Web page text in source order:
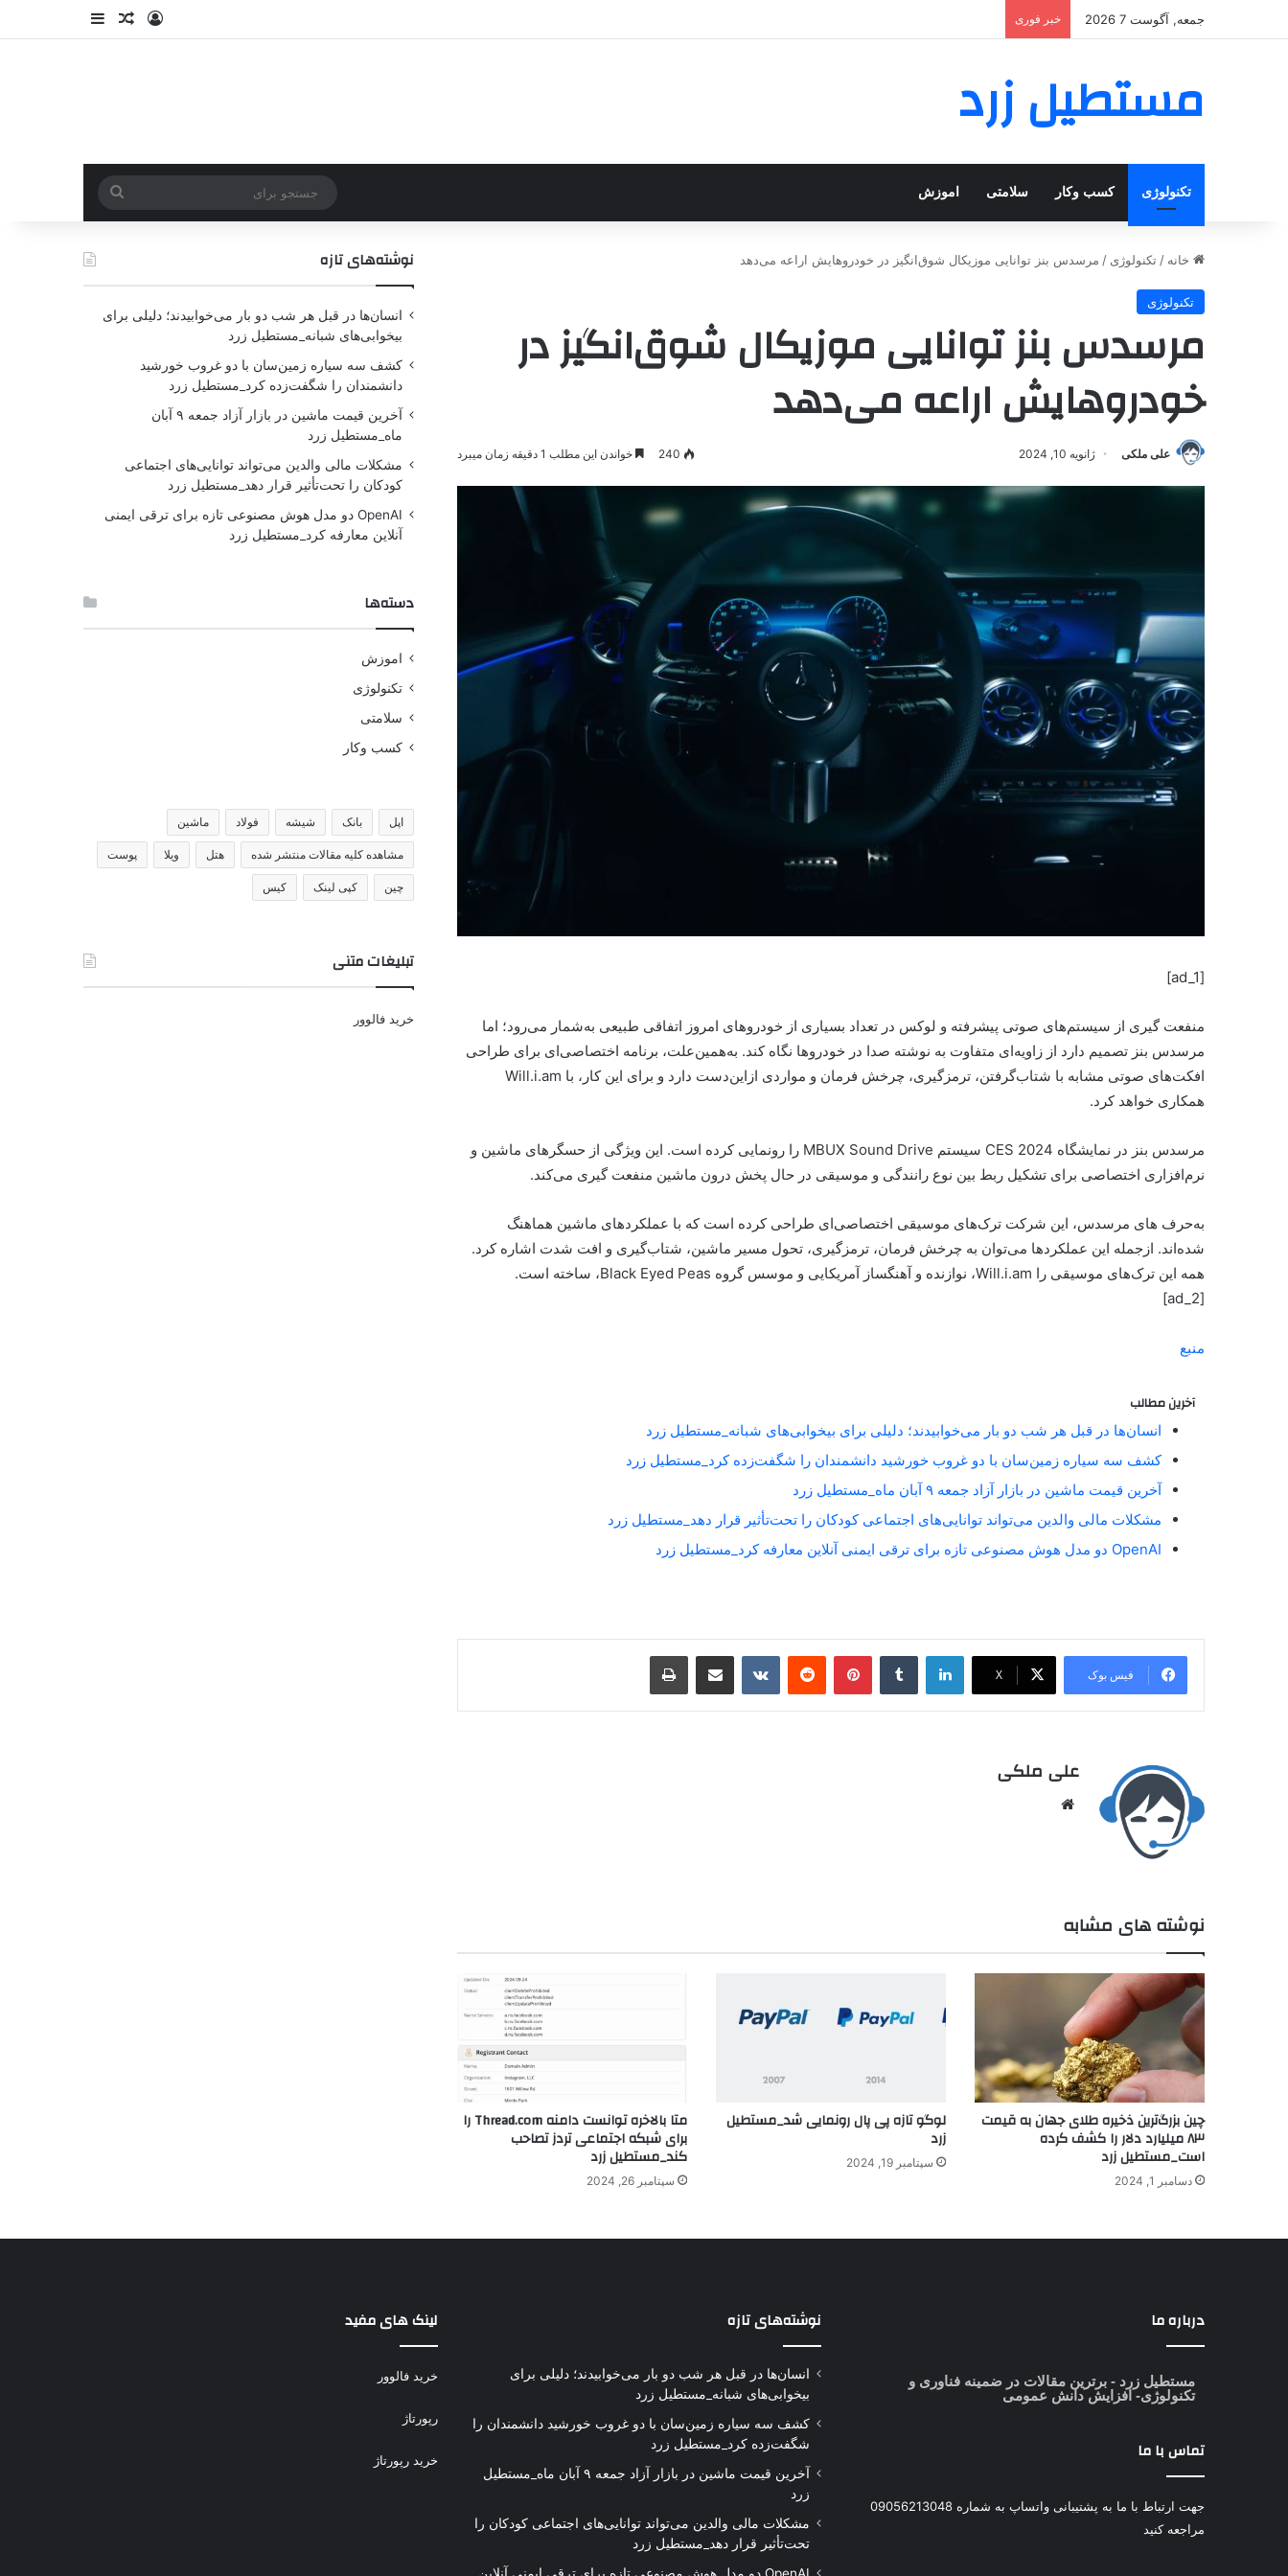
جمعه, آگوست 7 2026 خبر فوری
مستطیل زرد
تکنولوژی کسب وکار سلامتی اموزش
خانه / تکنولوژی / مرسدس بنز توانایی موزیکال شوق‌انگیز در خودروهایش اراعه می‌دهد
تکنولوژی
مرسدس بنز توانایی موزیکال شوق‌انگیز در
خودروهایش اراعه می‌دهد
علی ملکی ژانویه 10, 2024 240 خواندن این مطلب 1 دقیقه زمان میبرد
[ad_1]
منفعت گیری از سیستم‌های صوتی پیشرفته و لوکس در تعداد بسیاری از خودروهای امروز اتفاقی طبیعی به‌شمار می‌رود؛ اما
مرسدس بنز تصمیم دارد از زاویه‌ای متفاوت به نوشته صدا در خودروها نگاه کند. به‌همین‌علت، برنامه اختصاصی‌ای برای طراحی
افکت‌های صوتی مشابه با شتاب‌گرفتن، ترمزگیری، چرخش فرمان و مواردی از‌این‌دست دارد و برای این کار، با Will.i.am
همکاری خواهد کرد.
مرسدس بنز در نمایشگاه CES 2024 سیستم MBUX Sound Drive را رونمایی کرده است. این ویژگی از حسگرهای ماشین و
نرم‌افزاری اختصاصی برای تشکیل ربط بین نوع رانندگی و موسیقی در حال پخش درون ماشین منفعت گیری می‌کند.
به‌حرف های مرسدس، این شرکت ترک‌های موسیقی اختصاصی‌ای طراحی کرده است که با عملکردهای ماشین هماهنگ
شده‌اند. از‌جمله این عملکردها می‌توان به چرخش فرمان، ترمزگیری، تحول مسیر ماشین، شتاب‌گیری و افت شدت اشاره کرد.
همه این ترک‌های موسیقی را Will.i.am، نوازنده و آهنگساز آمریکایی و موسس گروه Black Eyed Peas، ساخته است.
[ad_2]
منبع
آخرین مطالب
انسان‌ها در قبل هر شب دو بار می‌خوابیدند؛ دلیلی برای بیخوابی‌های شبانه_مستطیل زرد
کشف سه سیاره زمین‌سان با دو غروب خورشید دانشمندان را شگفت‌زده کرد_مستطیل زرد
آخرین قیمت ماشین در بازار آزاد جمعه ۹ آبان ماه_مستطیل زرد
مشکلات مالی والدین می‌تواند توانایی‌های اجتماعی کودکان را تحت‌تأثیر قرار دهد_مستطیل زرد
OpenAI دو مدل هوش مصنوعی تازه برای ترقی ایمنی آنلاین معارفه کرد_مستطیل زرد
فیس بوک X
علی ملکی
نوشته های مشابه
چین بزرگ‌ترین ذخیره طلای جهان به قیمت
۸۳ میلیارد دلار را کشف کرده
است_مستطیل زرد
دسامبر 1, 2024
لوگو تازه پی پال رونمایی شد_مستطیل
زرد
سپتامبر 19, 2024
متا بالاخره توانست دامنه Thread.com را
برای شبکه اجتماعی تردز تصاحب
کند_مستطیل زرد
سپتامبر 26, 2024
نوشته‌های تازه
انسان‌ها در قبل هر شب دو بار می‌خوابیدند؛ دلیلی برای
بیخوابی‌های شبانه_مستطیل زرد
کشف سه سیاره زمین‌سان با دو غروب خورشید
دانشمندان را شگفت‌زده کرد_مستطیل زرد
آخرین قیمت ماشین در بازار آزاد جمعه ۹ آبان
ماه_مستطیل زرد
مشکلات مالی والدین می‌تواند توانایی‌های اجتماعی
کودکان را تحت‌تأثیر قرار دهد_مستطیل زرد
OpenAI دو مدل هوش مصنوعی تازه برای ترقی ایمنی
آنلاین معارفه کرد_مستطیل زرد
دسته‌ها
اموزش
تکنولوژی
سلامتی
کسب وکار
اپل بانک شیشه فولاد ماشین
مشاهده کلیه مقالات منتشر شده هتل ویلا پوست
چین کپی لینک کیس
تبلیغات متنی
خرید فالوور
درباره ما
مستطیل زرد - برترین مقالات در ضمینه فناوری و
تکنولوژی- افزایش دانش عمومی
تماس با ما
جهت ارتباط با ما به پشتیبانی واتساپ به شماره 09056213048
مراجعه کنید
نوشته‌های تازه
انسان‌ها در قبل هر شب دو بار می‌خوابیدند؛ دلیلی برای
بیخوابی‌های شبانه_مستطیل زرد
کشف سه سیاره زمین‌سان با دو غروب خورشید دانشمندان را
شگفت‌زده کرد_مستطیل زرد
آخرین قیمت ماشین در بازار آزاد جمعه ۹ آبان ماه_مستطیل
زرد
مشکلات مالی والدین می‌تواند توانایی‌های اجتماعی کودکان را
تحت‌تأثیر قرار دهد_مستطیل زرد
لینک های مفید
خرید فالوور
رپورتاژ
خرید رپورتاژ